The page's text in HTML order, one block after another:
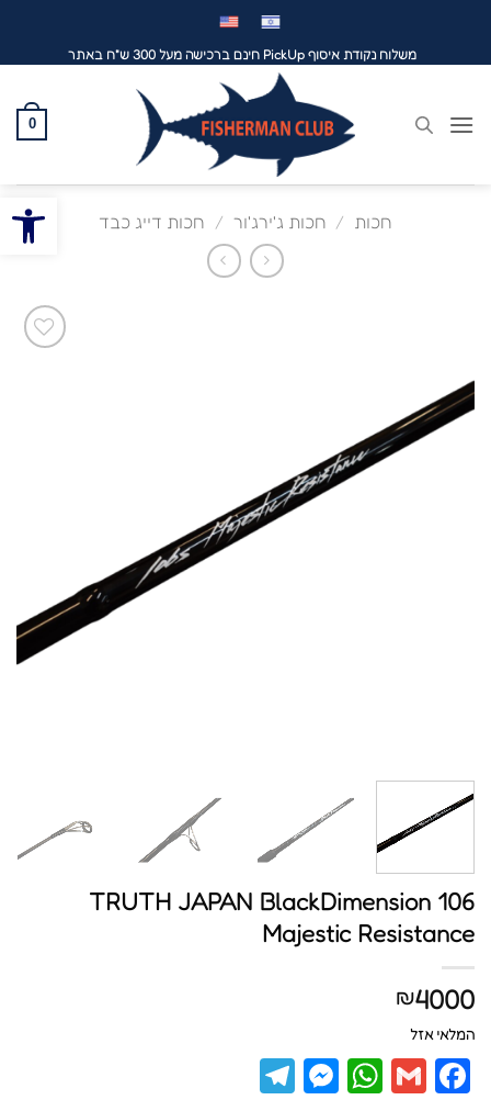
פתח
משלוח נקודת איסוף PickUp חינם ברכישה מעל 300 ש"ח באתר
0
חכות / חכות ג'ירג'ור / חכות דייג כבד
TRUTH JAPAN BlackDimension 106
Majestic Resistance
₪4000
המלאי אזל
Facebook
Gmail
WhatsApp
Messenger